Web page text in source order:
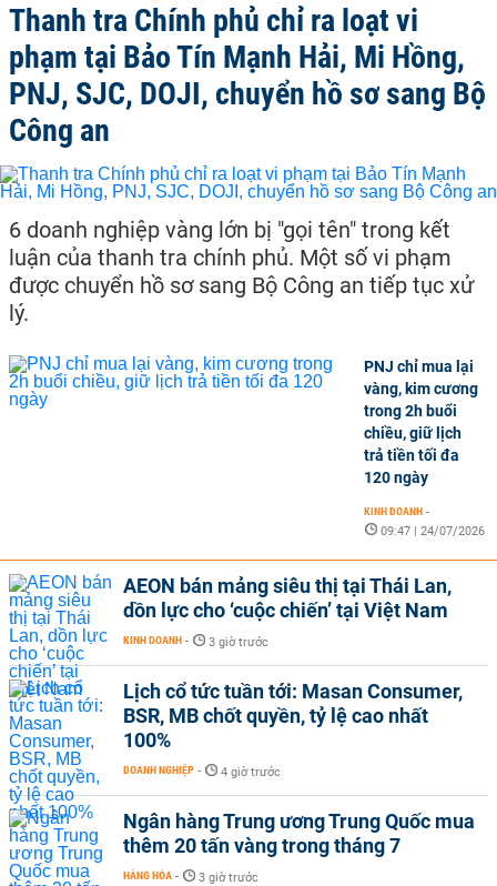
Thanh tra Chính phủ chỉ ra loạt vi
phạm tại Bảo Tín Mạnh Hải, Mi Hồng,
PNJ, SJC, DOJI, chuyển hồ sơ sang Bộ
Công an
6 doanh nghiệp vàng lớn bị "gọi tên" trong kết
luận của thanh tra chính phủ. Một số vi phạm
được chuyển hồ sơ sang Bộ Công an tiếp tục xử
lý.
PNJ chỉ mua lại
vàng, kim cương
trong 2h buổi
chiều, giữ lịch
trả tiền tối đa
120 ngày
KINH DOANH -
09:47 | 24/07/2026
AEON bán mảng siêu thị tại Thái Lan,
dồn lực cho ‘cuộc chiến’ tại Việt Nam
KINH DOANH - 3 giờ trước
Lịch cổ tức tuần tới: Masan Consumer,
BSR, MB chốt quyền, tỷ lệ cao nhất
100%
DOANH NGHIỆP - 4 giờ trước
Ngân hàng Trung ương Trung Quốc mua
thêm 20 tấn vàng trong tháng 7
HÀNG HÓA - 3 giờ trước